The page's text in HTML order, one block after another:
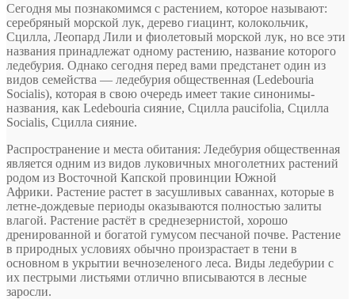
Сегодня мы познакомимся с растением, которое называют:
серебряный морской лук, дерево гиацинт, колокольчик,
Сцилла, Леопард Лили и фиолетовый морской лук, но все эти
названия принадлежат одному растению, название которого
ледебурия. Однако сегодня перед вами предстанет один из
видов семейства — ледебурия общественная (Ledebouria
Socialis), которая в свою очередь имеет такие синонимы-
названия, как Ledebouria сияние, Сцилла paucifolia, Сцилла
Socialis, Сцилла сияние.
Распространение и места обитания: Ледебурия общественная
является одним из видов луковичных многолетних растений
родом из Восточной Капской провинции Южной
Африки. Растение растет в засушливых саваннах, которые в
летне-дождевые периоды оказываются полностью залиты
влагой. Растение растёт в среднезернистой, хорошо
дренированной и богатой гумусом песчаной почве. Растение
в природных условиях обычно произрастает в тени в
основном в укрытии вечнозеленого леса. Виды ледебурии с
их пестрыми листьями отлично вписываются в лесные
заросли.